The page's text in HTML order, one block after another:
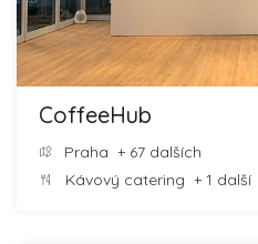
CoffeeHub
Praha + 67 dalších
Kávový catering + 1 další